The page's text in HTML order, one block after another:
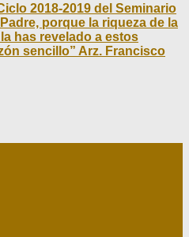
2018-2019 del Seminario
porque la riqueza de la
has revelado a estos
sencillo” Arz. Francisco